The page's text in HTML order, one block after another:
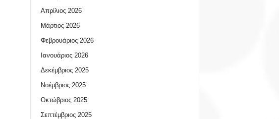
Απρίλιος 2026
Μάρτιος 2026
Φεβρουάριος 2026
Ιανουάριος 2026
Δεκέμβριος 2025
Νοέμβριος 2025
Οκτώβριος 2025
Σεπτέμβριος 2025